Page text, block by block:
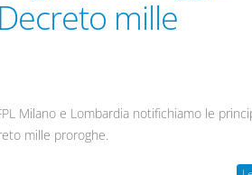
mille
Milano e Lombardia notifichiamo le
mille proroghe.